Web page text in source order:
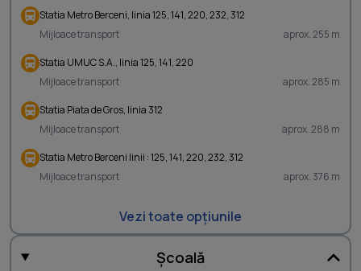
Statia Metro Berceni, linia 125, 141, 220, 232, 312
Mijloace transport
aprox. 255 m
Statia UMUC S.A., linia 125, 141, 220
Mijloace transport
aprox. 285 m
Statia Piata de Gros, linia 312
Mijloace transport
aprox. 288 m
Statia Metro Berceni linii : 125, 141, 220, 232, 312
Mijloace transport
aprox. 376 m
Vezi toate opțiunile
Școală